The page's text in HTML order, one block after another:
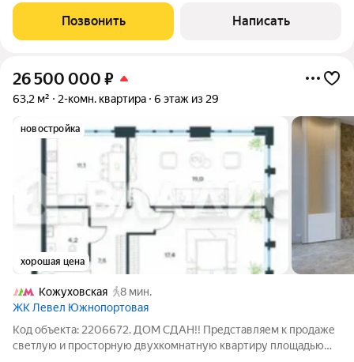
ДДУ. ЖК «Level
Позвонить Написать
26 500 000 ₽
63,2 м² 2-комн. квартира 6 этаж из 29
новостройка
хорошая цена
Кожуховская
8 мин.
ЖК Левел Южнопортовая
Код объекта: 2206672. ДОМ СДАН!! Представляем к продаже
светлую и просторную двухкомнатную квартиру площадью